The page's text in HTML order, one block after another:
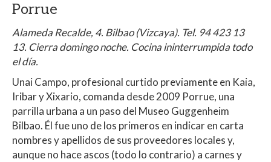
Porrue
Alameda Recalde, 4. Bilbao (Vizcaya). Tel. 94 423 13
13. Cierra domingo noche. Cocina ininterrumpida todo
el día.
Unai Campo, profesional curtido previamente en Kaia,
Iribar y Xixario, comanda desde 2009 Porrue, una
parrilla urbana a un paso del Museo Guggenheim
Bilbao. Él fue uno de los primeros en indicar en carta
nombres y apellidos de sus proveedores locales y,
aunque no hace ascos (todo lo contrario) a carnes y